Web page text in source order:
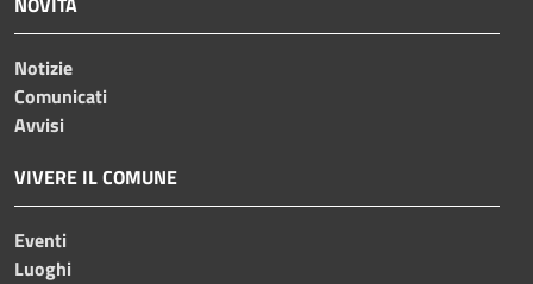
Notizie
Comunicati
Avvisi
VIVERE IL COMUNE
Eventi
Luoghi